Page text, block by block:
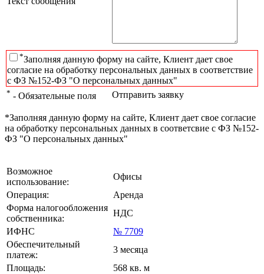
*Заполняя данную форму на сайте, Клиент дает свое
согласие на обработку персональных данных в соответствие
с ФЗ №152-ФЗ "О персональных данных"
* - Обязательные поля Отправить заявку
*Заполняя данную форму на сайте, Клиент дает свое согласие
на обработку персональных данных в соответсвие с ФЗ №152-
ФЗ "О персональных данных"
Возможное
использование:
Офисы
Операция:
Аренда
Форма налогообложения
собственника:
НДС
ИФНС
№ 7709
Обеспечительный
платеж:
3 месяца
Площадь:
568 кв. м